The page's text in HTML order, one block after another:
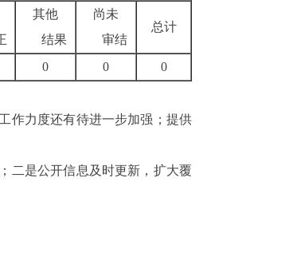
其他
结果
尚未
审结
总计
0 0
0
作力度还有待进一步加强；提供
二是公开信息及时更新，扩大覆